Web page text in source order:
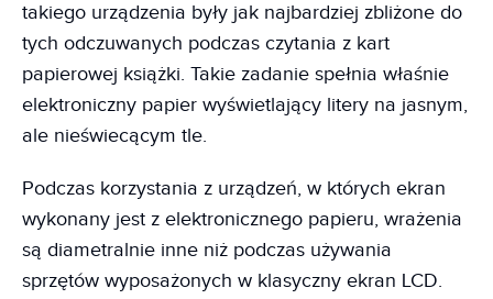
takiego urządzenia były jak najbardziej zbliżone do
tych odczuwanych podczas czytania z kart
papierowej książki. Takie zadanie spełnia właśnie
elektroniczny papier wyświetlający litery na jasnym,
ale nieświecącym tle.
Podczas korzystania z urządzeń, w których ekran
wykonany jest z elektronicznego papieru, wrażenia
są diametralnie inne niż podczas używania
sprzętów wyposażonych w klasyczny ekran LCD.